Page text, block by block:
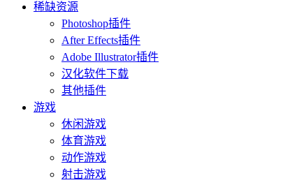
稀缺资源
Photoshop插件
After Effects插件
Adobe Illustrator插件
汉化软件下载
其他插件
游戏
休闲游戏
体育游戏
动作游戏
射击游戏